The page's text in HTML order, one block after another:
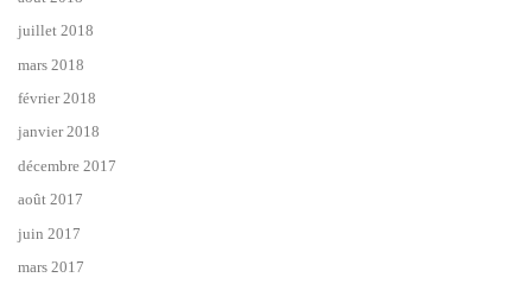
juillet 2018
mars 2018
février 2018
janvier 2018
décembre 2017
août 2017
juin 2017
mars 2017